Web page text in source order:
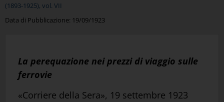
(1893-1925), vol. VII
Data di Pubblicazione: 19/09/1923
La perequazione nei prezzi di viaggio sulle
ferrovie
«Corriere della Sera», 19 settembre 1923